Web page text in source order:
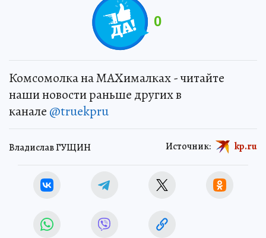
0
Комсомолка на MAXималках - читайте
наши новости раньше других в
канале @truekpru
Владислав ГУЩИН Источник: kp.ru